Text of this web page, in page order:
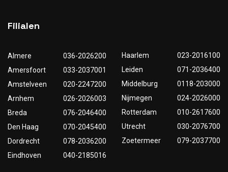
Filialen
Almere
036-2026200
Amersfoort
033-2037001
Amstelveen
020-2247200
Arnhem
026-2026003
Breda
076-2046400
Den Haag
070-2045400
Dordrecht
078-2036200
Eindhoven
040-2185016
Haarlem
023-2016100
Leiden
071-2036400
Middelburg
0118-203000
Nijmegen
024-2026000
Rotterdam
010-2617600
Utrecht
030-2076700
Zoetermeer
079-2037700